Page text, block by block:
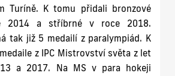
Turíně. K tomu přidali bronzové
2014 a stříbrné v roce 2018.
tak již 5 medailí z paralympiád. K
z IPC Mistrovství světa z let
a 2017. Na MS v para hokeji